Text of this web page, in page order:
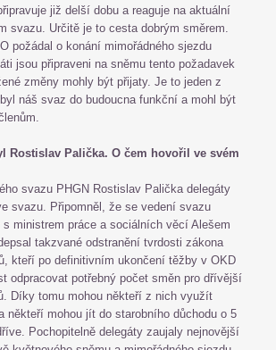
již delší dobu a reaguje na aktuální
svazu. Určitě je to cesta dobrým směrem.
požádal o konání mimořádného sjezdu
jsou připraveni na sněmu tento požadavek
změny mohly být přijaty. Je to jeden z
náš svaz do budoucna funkční a mohl být
Rostislav Palička. O čem hovořil ve svém
svazu PHGN Rostislav Palička delegáty
svazu. Připomněl, že se vedení svazu
s ministrem práce a sociálních věcí Alešem
takzvané odstranění tvrdosti zákona
kteří po definitivním ukončení těžby v OKD
odpracovat potřebný počet směn pro dřívější
Díky tomu mohou někteří z nich využít
někteří mohou jít do starobního důchodu o 5
Pochopitelně delegáty zaujaly nejnovější